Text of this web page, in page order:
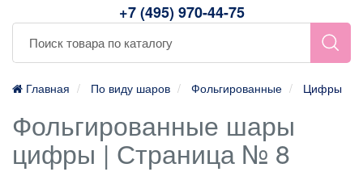
+7 (495) 970-44-75
Главная По виду шаров Фольгированные Цифры
Фольгированные шары
цифры | Страница № 8